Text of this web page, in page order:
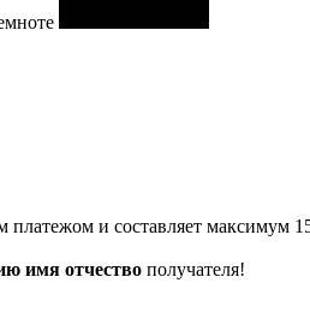
и составляет максимум
имя отчество получателя!